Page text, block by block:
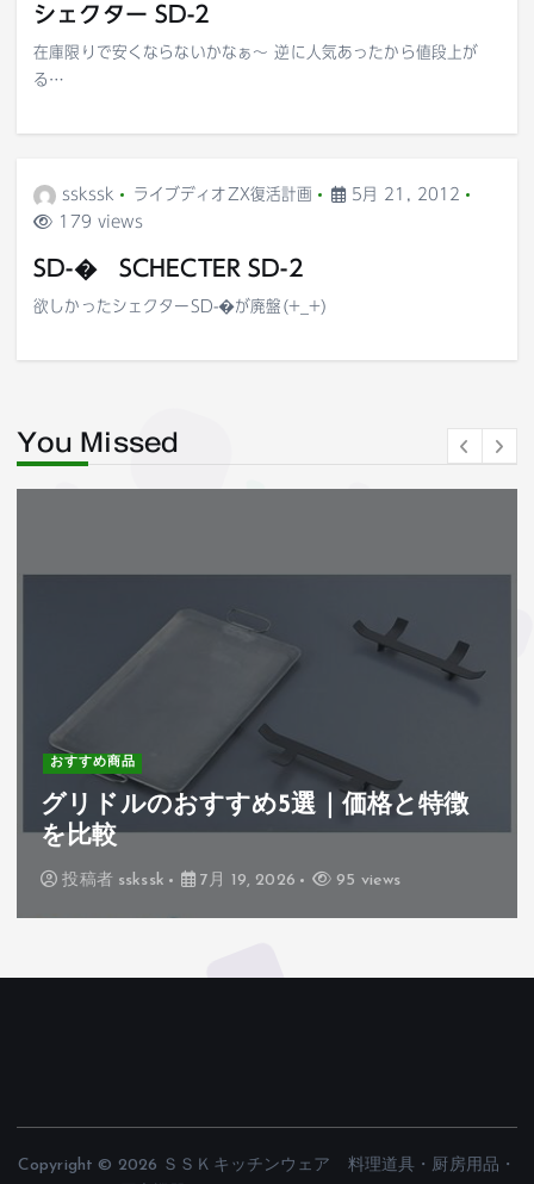
シェクター SD-2
在庫限りで安くならないかなぁ〜 逆に人気あったから値段上が
る…
sskssk ライブディオZX復活計画
5月 21, 2012
179 views
SD-� SCHECTER SD-2
欲しかったシェクターSD-�が廃盤(+_+)
You Missed
おすすめ商品
グリドルのおすすめ5選｜価格と特徴
を比較
投稿者 sskssk 7月 19, 2026 95 views
Copyright © 2026 ＳＳＫキッチンウェア 料理道具・厨房用品・